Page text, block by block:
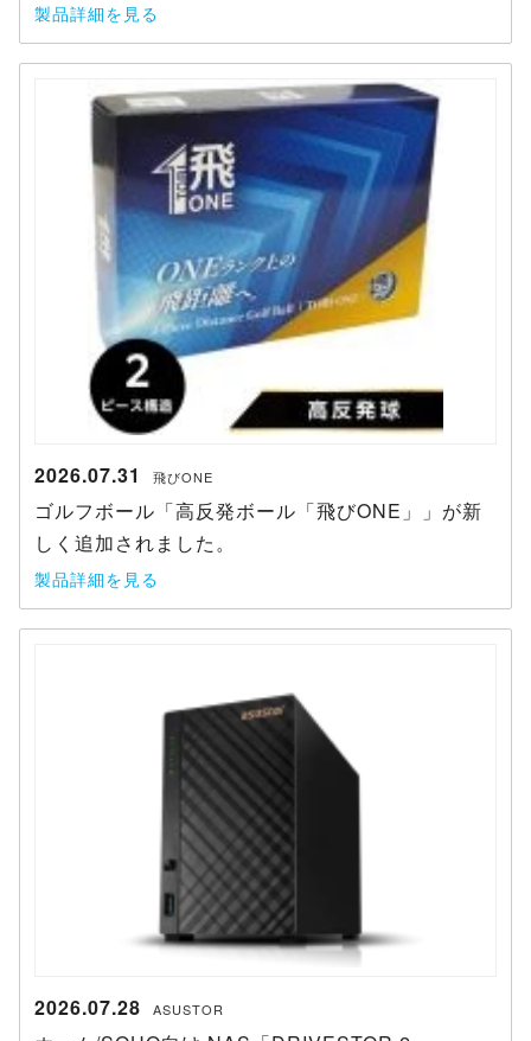
製品詳細を見る
2026.07.31 飛びONE
ゴルフボール「高反発ボール「飛びONE」」が新
しく追加されました。
製品詳細を見る
2026.07.28 ASUSTOR